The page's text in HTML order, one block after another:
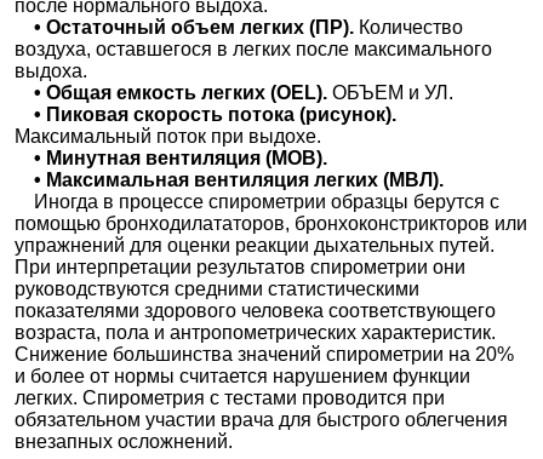
Медсанчасть №168 на Арбузова 1/1
Новосибирск; ул. Арбузова, д. 1/1, корп. 4; м. Студенческая
+7(383..показать
Клиника Европа на Фрунзе
Новосибирск; ул. Фрунзе, д. 232-234; м. Березовая роща
+7(383..показать
1500₽ Запись
Медсанчасть №168 на Академика Коптюга
Новосибирск; ул. Академика Коптюга, д. 13; м. Студенческая
+7(383..показать
1500₽ Запись
СМ-Клиника на Сенежской
Москва; ул. Сенежская, д. 1/9; м. Речной Вокзал
+7(495..показать
1600₽ Запись
Клиника Ам Медика на Пушкина
после нормального выдоха.
• Остаточный объем легких (ПР). Количество
воздуха, оставшегося в легких после максимального
выдоха.
• Общая емкость легких (OEL).ОБЪЕМ и УЛ.
• Пиковая скорость потока (рисунок).
Максимальный поток при выдохе.
• Минутная вентиляция (МОВ).
• Максимальная вентиляция легких (МВЛ).
Иногда в процессе спирометрии образцы берутся с
помощью бронходилататоров, бронхоконстрикторов или
упражнений для оценки реакции дыхательных путей.
При интерпретации результатов спирометрии они
руководствуются средними статистическими
показателями здорового человека соответствующего
возраста, пола и антропометрических характеристик.
Снижение большинства значений спирометрии на 20%
и более от нормы считается нарушением функции
легких. Спирометрия с тестами проводится при
обязательном участии врача для быстрого облегчения
внезапных осложнений.